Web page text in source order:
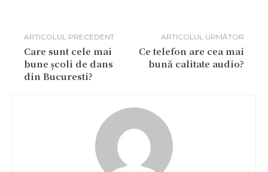
ARTICOLUL PRECEDENT
Care sunt cele mai
bune școli de dans
din Bucuresti?
ARTICOLUL URMĂTOR
Ce telefon are cea mai
bună calitate audio?